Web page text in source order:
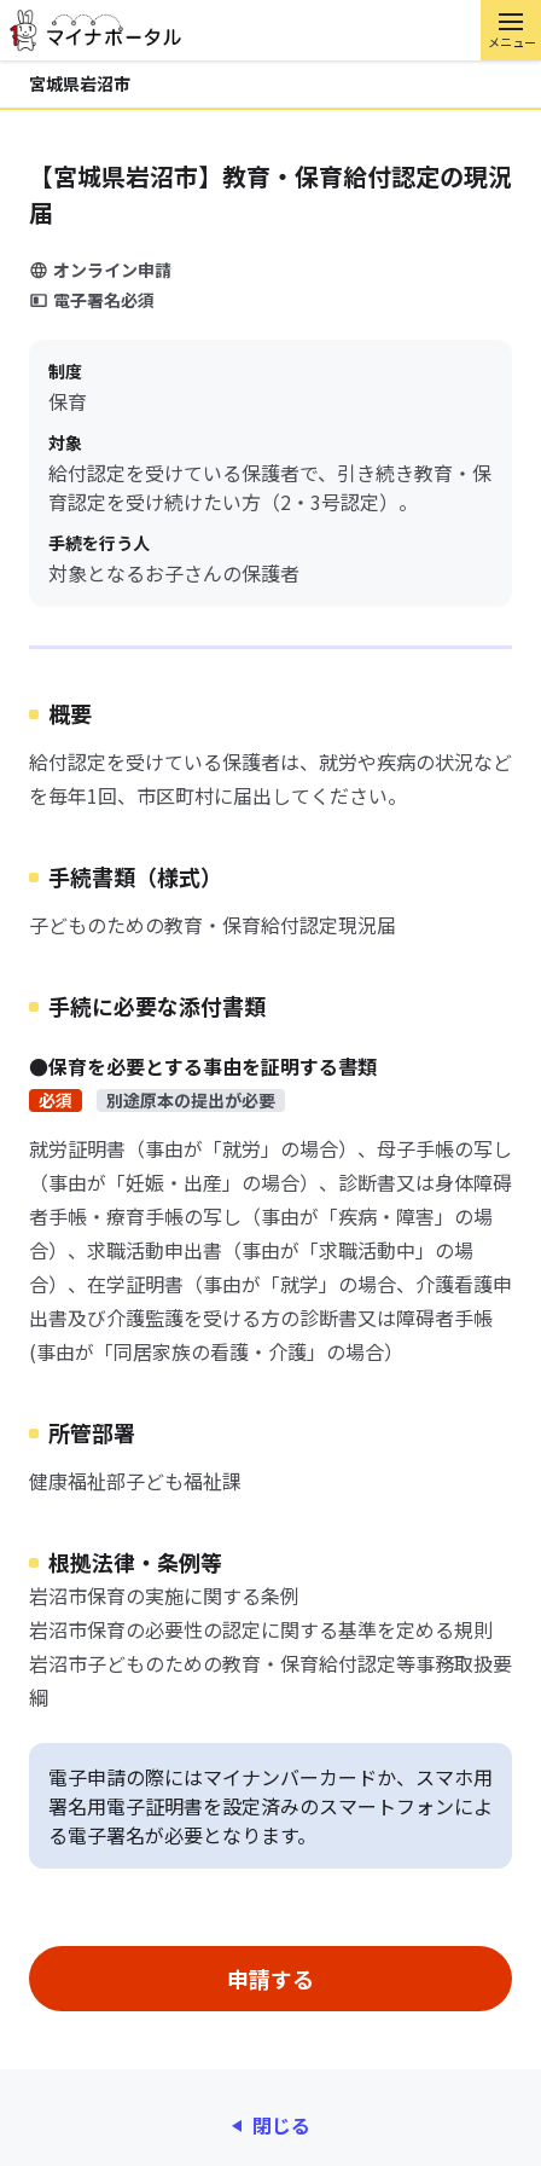
メニュー
宮城県岩沼市
【宮城県岩沼市】教育・保育給付認定の現況
届
オンライン申請
電子署名必須
制度
保育
対象
給付認定を受けている保護者で、引き続き教育・保
育認定を受け続けたい方（2・3号認定）。
手続を行う人
対象となるお子さんの保護者
概要
給付認定を受けている保護者は、就労や疾病の状況など
を毎年1回、市区町村に届出してください。
手続書類（様式）
子どものための教育・保育給付認定現況届
手続に必要な添付書類
●保育を必要とする事由を証明する書類
必須 別途原本の提出が必要
就労証明書（事由が「就労」の場合）、母子手帳の写し
（事由が「妊娠・出産」の場合）、診断書又は身体障碍
者手帳・療育手帳の写し（事由が「疾病・障害」の場
合）、求職活動申出書（事由が「求職活動中」の場
合）、在学証明書（事由が「就学」の場合、介護看護申
出書及び介護監護を受ける方の診断書又は障碍者手帳
(事由が「同居家族の看護・介護」の場合）
所管部署
健康福祉部子ども福祉課
根拠法律・条例等
岩沼市保育の実施に関する条例
岩沼市保育の必要性の認定に関する基準を定める規則
岩沼市子どものための教育・保育給付認定等事務取扱要
綱
電子申請の際にはマイナンバーカードか、スマホ用
署名用電子証明書を設定済みのスマートフォンによ
る電子署名が必要となります。
閉じる